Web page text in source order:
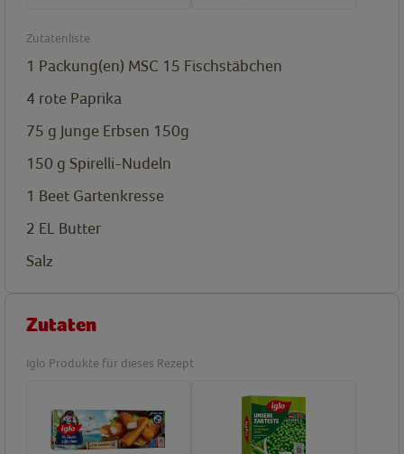
Zutatenliste
1 Packung(en) MSC 15 Fischstäbchen
4 rote Paprika
75 g Junge Erbsen 150g
150 g Spirelli-Nudeln
1 Beet Gartenkresse
2 EL Butter
Salz
Zutaten
Iglo Produkte für dieses Rezept